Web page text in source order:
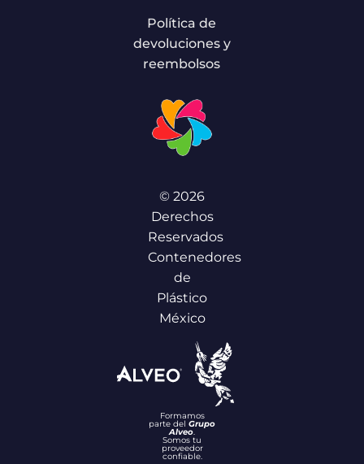
Política de
devoluciones y
reembolsos
© 2026
Derechos
Reservados
Contenedores
de
Plástico
México
Formamos
parte del Grupo
Alveo.
Somos tu
proveedor
confiable.